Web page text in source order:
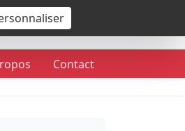
Contact